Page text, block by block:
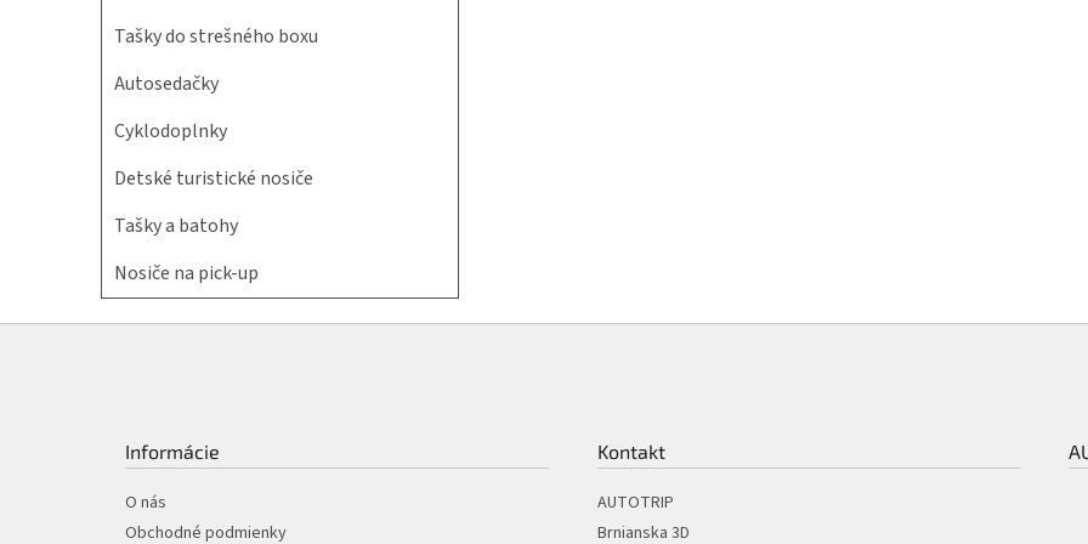
Tašky do strešného boxu
Autosedačky
Cyklodoplnky
Detské turistické nosiče
Tašky a batohy
Nosiče na pick-up
Informácie
O nás
Obchodné podmienky
Kontakt
AUTOTRIP
Brnianska 3D